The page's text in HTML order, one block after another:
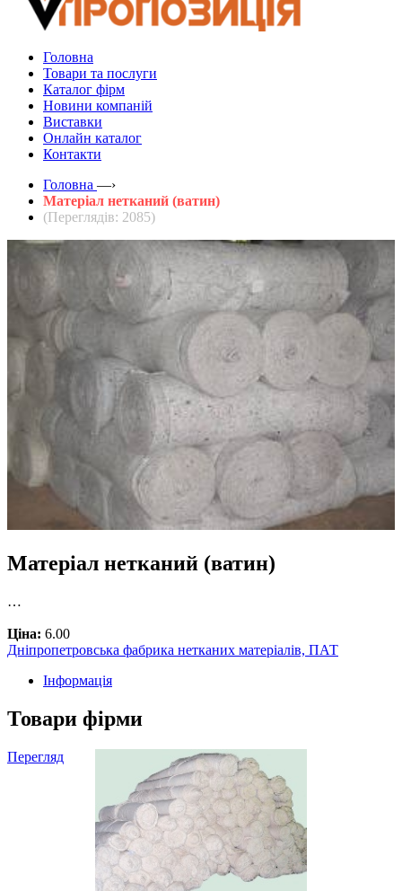
Головна
Товари та послуги
Каталог фірм
Новини компаній
Виставки
Онлайн каталог
Контакти
Головна —›
Матеріал нетканий (ватин)
(Переглядів: 2085)
Матеріал нетканий (ватин)
…
Ціна: 6.00
Дніпропетровська фабрика нетканих матеріалів, ПАТ
Інформація
Товари фірми
Перегляд